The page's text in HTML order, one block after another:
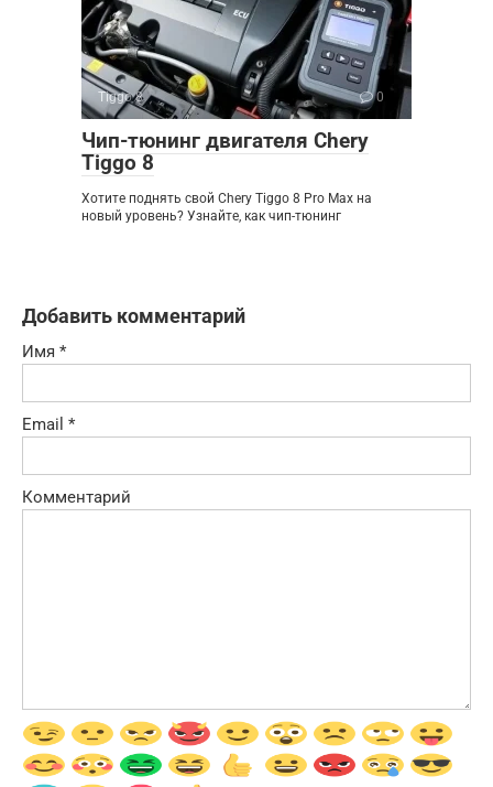
Tiggo 8 0
Чип-тюнинг двигателя Chery
Tiggo 8
Хотите поднять свой Chery Tiggo 8 Pro Max на
новый уровень? Узнайте, как чип-тюнинг
Добавить комментарий
Имя *
Email *
Комментарий